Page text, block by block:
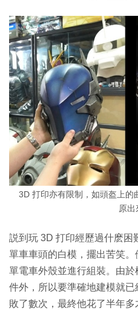
3D 打印亦有限制，如頭盔上的
原出
説到玩 3D 打印經歷過什麽困
單車車頭的白模，擺出苦笑
單電車外殼並進行組裝。由
件外，所以要準確地建模就
敗了數次，最終他花了半年